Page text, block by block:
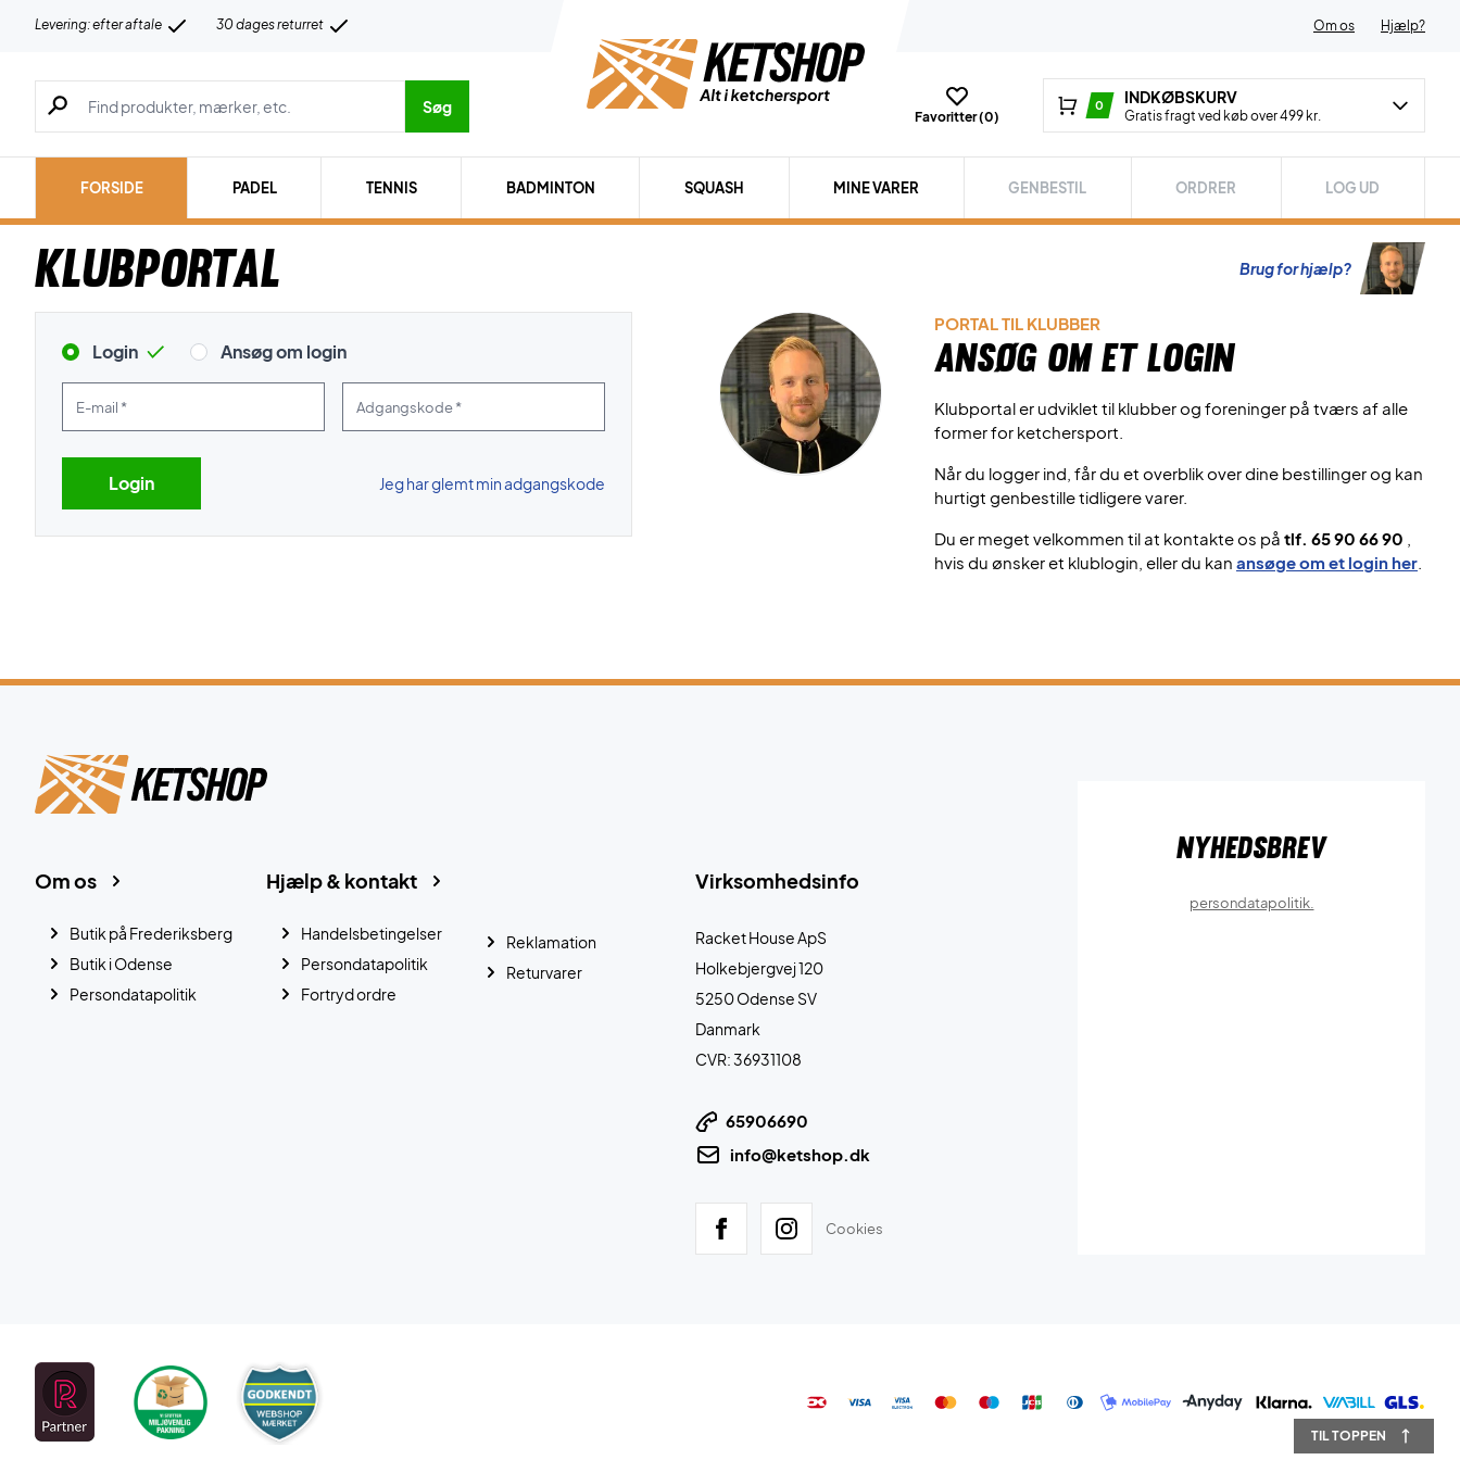
TIL TOPPEN
Levering: efter aftale 30 dages returret Om os Hjælp?
Søg efter produkter, mærker etc.
Søg
Favoritter (0)
0 INDKØBSKURV
Gratis fragt ved køb over 499 kr.
FORSIDE PADEL TENNIS BADMINTON SQUASH MINE VARER GENBESTIL ORDRER LOG UD
Klubportal Brug for hjælp?
Login Ansøg om login
Jeg har glemt min adgangskode
PORTAL TIL KLUBBER
Ansøg om et login
Klubportal er udviklet til klubber og foreninger på tværs af alle
former for ketchersport.
Når du logger ind, får du et overblik over dine bestillinger og kan
hurtigt genbestille tidligere varer.
Du er meget velkommen til at kontakte os på tlf. 65 90 66 90
hvis du ønsker et klublogin, eller du kan ansøge om et login her
Virksomhedsinfo
Racket House ApS
Holkebjergvej 120
5250 Odense SV
Danmark
CVR: 36931108
65906690
info@ketshop.dk
Cookies
Hjælp & kontakt
Handelsbetingelser
Persondatapolitik
Fortryd ordre
Reklamation
Returvarer
Om os
Butik på Frederiksberg
Butik i Odense
Persondatapolitik
Nyhedsbrev
persondatapolitik.